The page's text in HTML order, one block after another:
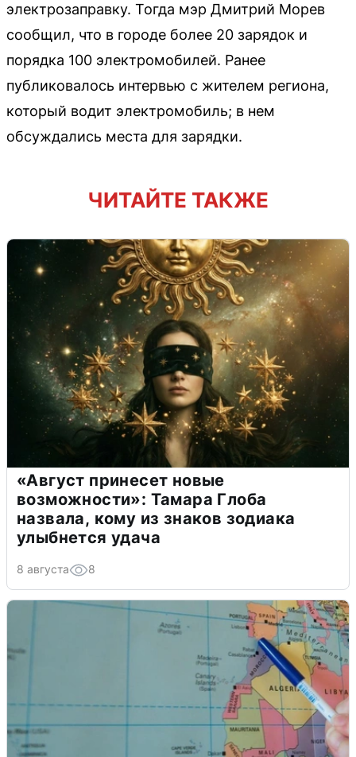
электрозаправку. Тогда мэр Дмитрий Морев
сообщил, что в городе более 20 зарядок и
порядка 100 электромобилей. Ранее
публиковалось интервью с жителем региона,
который водит электромобиль; в нем
обсуждались места для зарядки.
ЧИТАЙТЕ ТАКЖЕ
«Август принесет новые
возможности»: Тамара Глоба
назвала, кому из знаков зодиака
улыбнется удача
8 августа 8